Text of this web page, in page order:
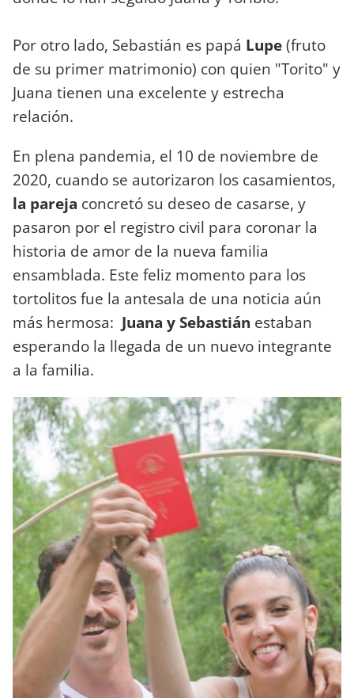
Por otro lado, Sebastián es papá Lupe(fruto
de su primer matrimonio) con quien "Torito" y
Juana tienen una excelente y estrecha
relación.
En plena pandemia, el 10 de noviembre de
2020, cuando se autorizaron los casamientos,
la pareja concretó su deseo de casarse, y
pasaron por el registro civil para coronar la
historia de amor de la nueva familia
ensamblada. Este feliz momento para los
tortolitos fue la antesala de una noticia aún
más hermosa: Juana y Sebastián estaban
esperando la llegada de un nuevo integrante
a la familia.